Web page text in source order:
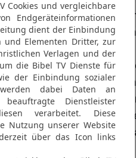
23
und wird seiner Sünde
Opfer bringen einen
24 und seine Hand auf
schlachten an der Stätte,
dem HERRN; es ist ein
25 Da soll dann der
Blut des Sündopfers
Brandopferaltars tun und